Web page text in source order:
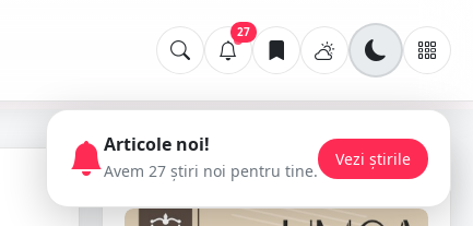
27
📢 Publicitate
Articole noi!
Avem 27 știri noi pentru tine.
Vezi știrile